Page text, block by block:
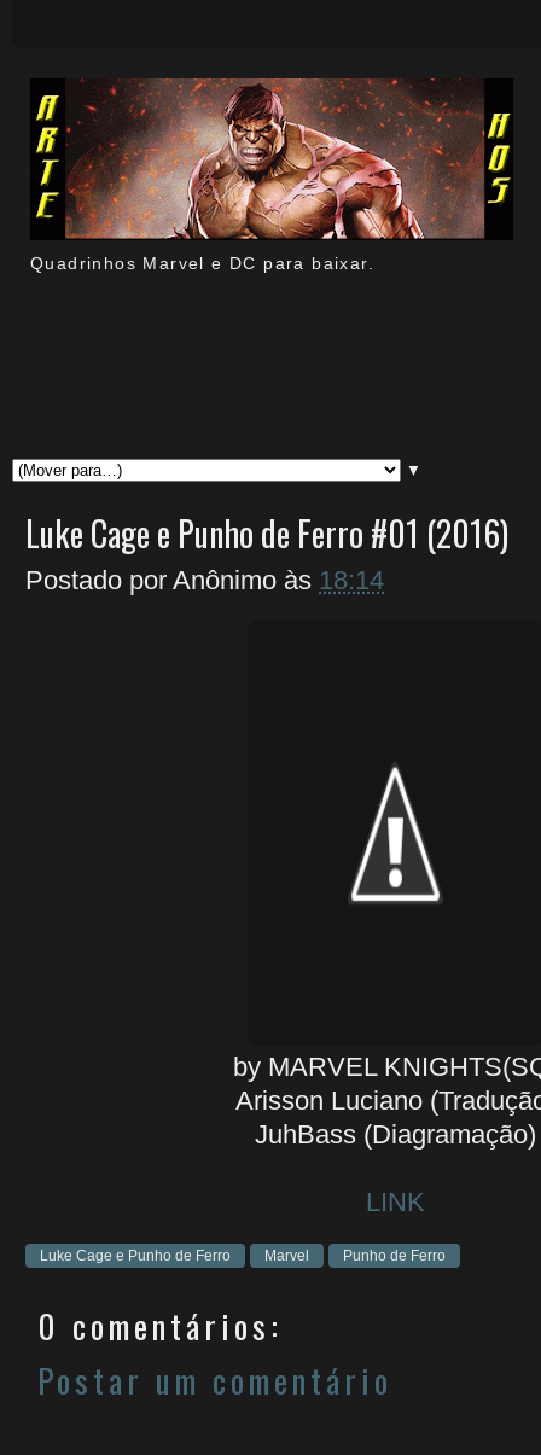
Quadrinhos Marvel e DC para baixar.
▼
Luke Cage e Punho de Ferro #01 (2016)
Postado por Anônimo às 18:14
by MARVEL
Arisson Luciano
JuhBass (Diagramação)
LINK
Luke Cage e Punho de Ferro Marvel Punho de Ferro
0 comentários:
Postar um comentário